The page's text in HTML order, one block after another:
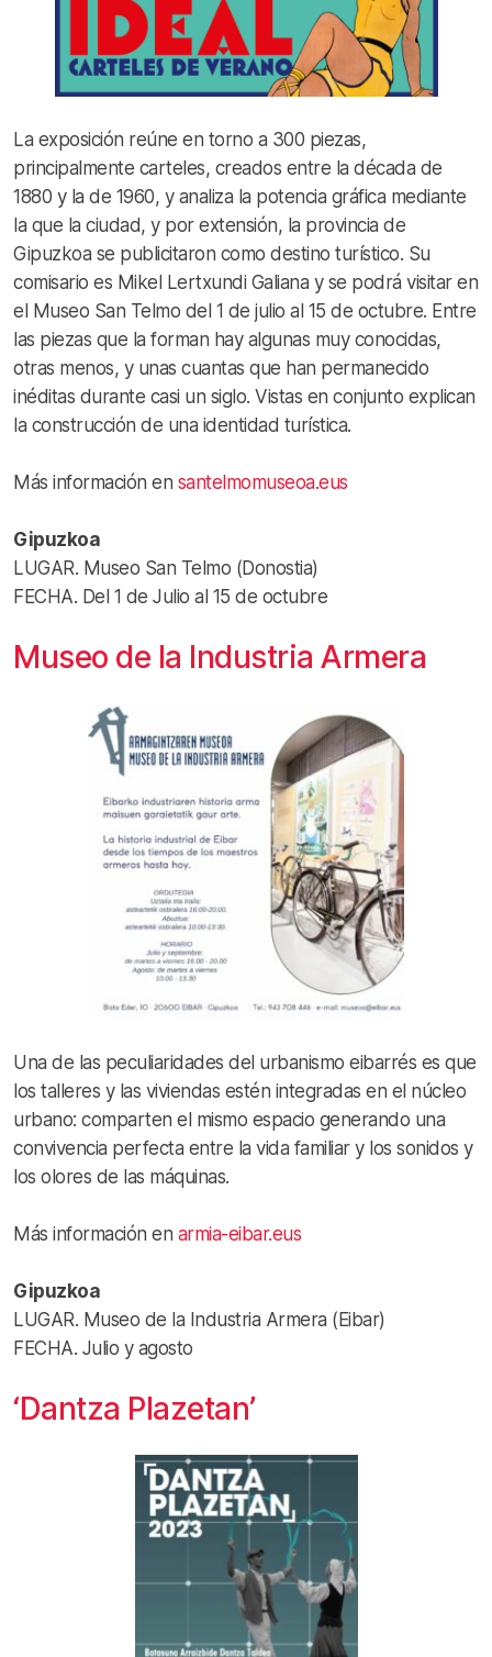
La exposición reúne en torno a 300 piezas,
principalmente carteles, creados entre la década de
1880 y la de 1960, y analiza la potencia gráfica mediante
la que la ciudad, y por extensión, la provincia de
Gipuzkoa se publicitaron como destino turístico. Su
comisario es Mikel Lertxundi Galiana y se podrá visitar en
el Museo San Telmo del 1 de julio al 15 de octubre. Entre
las piezas que la forman hay algunas muy conocidas,
otras menos, y unas cuantas que han permanecido
inéditas durante casi un siglo. Vistas en conjunto explican
la construcción de una identidad turística.
Más información en santelmomuseoa.eus
Gipuzkoa
LUGAR. Museo San Telmo (Donostia)
FECHA. Del 1 de Julio al 15 de octubre
Museo de la Industria Armera
Una de las peculiaridades del urbanismo eibarrés es que
los talleres y las viviendas estén integradas en el núcleo
urbano: comparten el mismo espacio generando una
convivencia perfecta entre la vida familiar y los sonidos y
los olores de las máquinas.
Más información en armia-eibar.eus
Gipuzkoa
LUGAR. Museo de la Industria Armera (Eibar)
FECHA. Julio y agosto
‘Dantza Plazetan’